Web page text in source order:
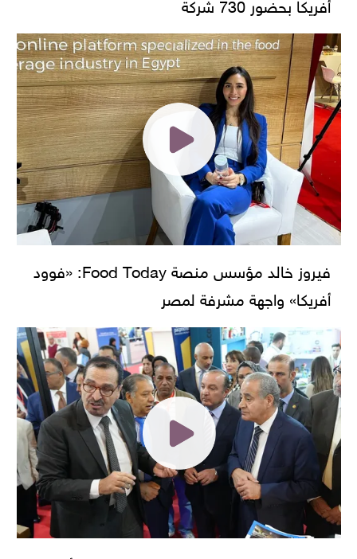
فيروز خالد مؤسس منصة Food Today: «فوود
أفريكا» واجهة مشرفة لمصر